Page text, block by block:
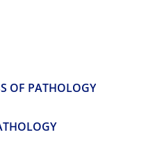
OF PATHOLOGY